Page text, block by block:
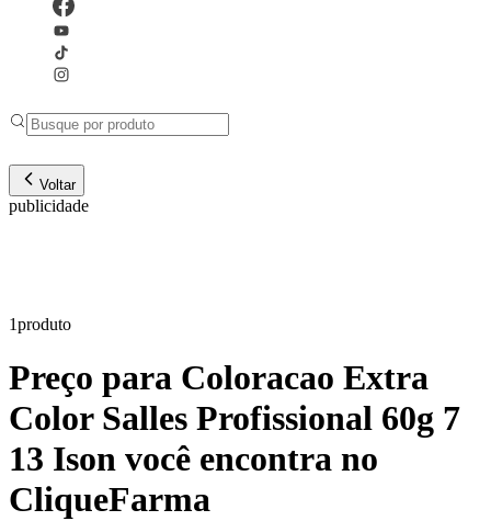
Voltar
publicidade
1produto
Preço para Coloracao Extra
Color Salles Profissional 60g 7
13 Ison você encontra no
CliqueFarma